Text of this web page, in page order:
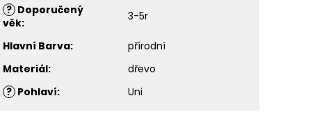
? Doporučený
věk: 3-5r
Hlavní Barva:
přírodní
Materiál:
dřevo
? Pohlaví: Uni